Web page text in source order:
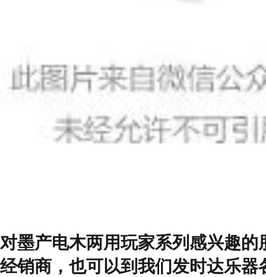
对墨产电木两用玩家系列感兴趣
经销商，也可以到我们发时达乐器